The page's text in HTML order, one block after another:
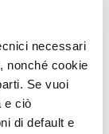
necessari
nonché cookie
Se vuoi
e ciò
di default e
Shampoo,